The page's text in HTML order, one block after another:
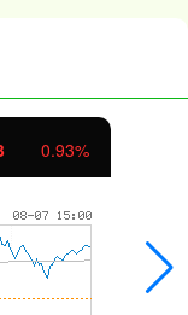
1.01%